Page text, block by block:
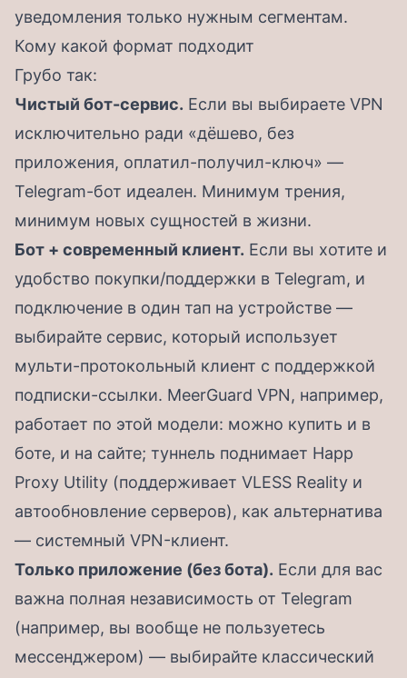
уведомления только нужным сегментам.
Кому какой формат подходит
Грубо так:
Чистый бот-сервис. Если вы выбираете VPN
исключительно ради «дёшево, без
приложения, оплатил-получил-ключ» —
Telegram-бот идеален. Минимум трения,
минимум новых сущностей в жизни.
Бот + современный клиент. Если вы хотите и
удобство покупки/поддержки в Telegram, и
подключение в один тап на устройстве —
выбирайте сервис, который использует
мульти-протокольный клиент с поддержкой
подписки-ссылки. MeerGuard VPN, например,
работает по этой модели: можно купить и в
боте, и на сайте; туннель поднимает Happ
Proxy Utility (поддерживает VLESS Reality и
автообновление серверов), как альтернатива
— системный VPN-клиент.
Только приложение (без бота). Если для вас
важна полная независимость от Telegram
(например, вы вообще не пользуетесь
мессенджером) — выбирайте классический